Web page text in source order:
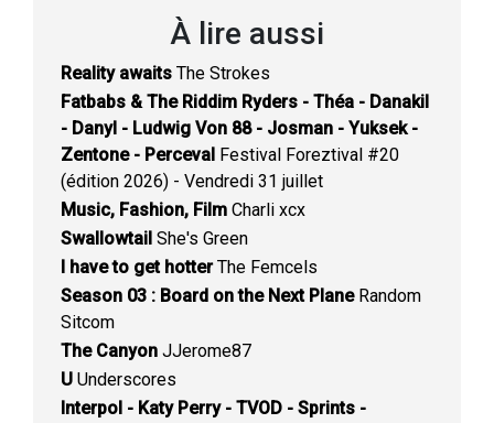
À lire aussi
Reality awaits The Strokes
Fatbabs & The Riddim Ryders - Théa - Danakil
- Danyl - Ludwig Von 88 - Josman - Yuksek -
Zentone - Perceval Festival Foreztival #20
(édition 2026) - Vendredi 31 juillet
Music, Fashion, Film Charli xcx
Swallowtail She's Green
I have to get hotterThe Femcels
Season 03 : Board on the Next PlaneRandom
Sitcom
The Canyon JJerome87
U Underscores
Interpol - Katy Perry - TVOD - Sprints -